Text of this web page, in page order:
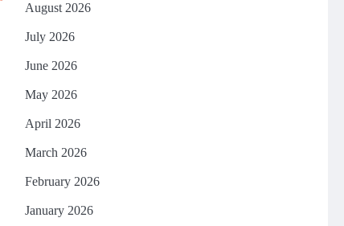
August 2026
July 2026
June 2026
May 2026
April 2026
March 2026
February 2026
January 2026